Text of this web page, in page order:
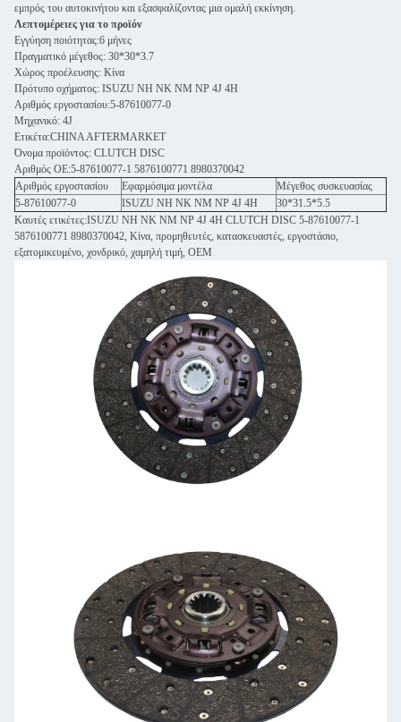
εμπρός του αυτοκινήτου και εξασφαλίζοντας μια ομαλή εκκίνηση.
Λεπτομέρειες για το προϊόν
Εγγύηση ποιότητας:6 μήνες
Πραγματικό μέγεθος: 30*30*3.7
Χώρος προέλευσης: Κίνα
Πρότυπο οχήματος: ISUZU NH NK NM NP 4J 4H
Αριθμός εργοστασίου:5-87610077-0
Μηχανικό: 4J
Ετικέτα:CHINA AFTERMARKET
Όνομα προϊόντος: CLUTCH DISC
Αριθμός ΟΕ:5-87610077-1 5876100771 8980370042
Αριθμός εργοστασίου
Εφαρμόσιμα μοντέλα
Μέγεθος συσκευασίας
5-87610077-0
ISUZU NH NK NM NP 4J 4H
30*31.5*5.5
Καυτές ετικέτες:ISUZU NH NK NM NP 4J 4H CLUTCH DISC 5-87610077-1
5876100771 8980370042, Κίνα, προμηθευτές, κατασκευαστές, εργοστάσιο,
εξατομικευμένο, χονδρικό, χαμηλή τιμή, OEM